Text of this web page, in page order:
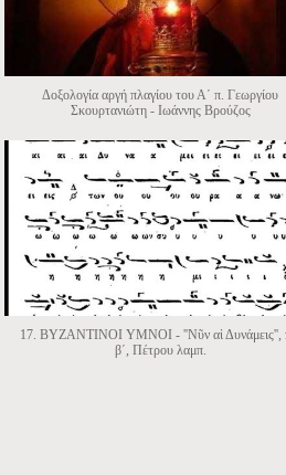
Δοξολογία αργή πλαγίου του Α΄ π. Γεωργίου
Σκουρτανιώτη - Ιωάννης Βρούζος
17. ΒΥΖΑΝΤΙΝΟΙ ΥΜΝΟΙ - ''Νῦν αἱ Δυνάμεις'',
β΄, Πέτρου λαμπ.